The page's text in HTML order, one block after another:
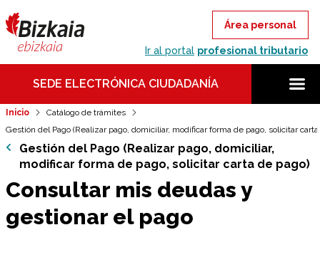
SEDE ELECTRÓNICA CIUDADANÍA
Ir al portal profesional tributario
Área personal
Inicio
Catálogo de trámites
Gestión del Pago (Realizar pago, domiciliar, modificar forma de pago, solicitar
Gestión del Pago (Realizar pago, domiciliar,
modificar forma de pago, solicitar carta de pago)
Consultar mis deudas y
gestionar el pago